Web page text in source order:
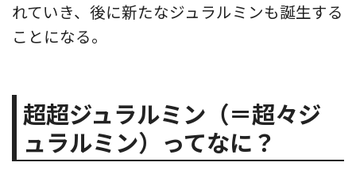
れていき、後に新たなジュラルミンも誕生する
ことになる。
超超ジュラルミン（＝超々ジ
ュラルミン）ってなに？